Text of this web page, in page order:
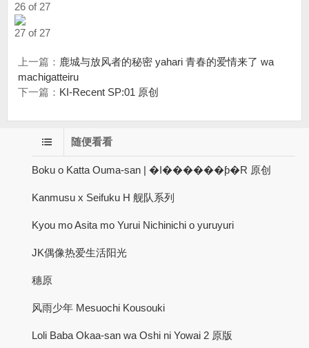
26 of 27
27 of 27
上一篇： 鹿城与放风者的秘密 yahari 青春的爱情来了 wa
machigatteiru
下一篇： KI-Recent SP:01 原创
随便看看
Boku o Katta Ouma-san | �I������ƥ�R 原创
Kanmusu x Seifuku H 舰队系列
Kyou mo Asita mo Yurui Nichinichi o yuruyuri
JK偶像热爱生活阳光
穗原
风雨少年 Mesuochi Kousouki
Loli Baba Okaa-san wa Oshi ni Yowai 2 原版